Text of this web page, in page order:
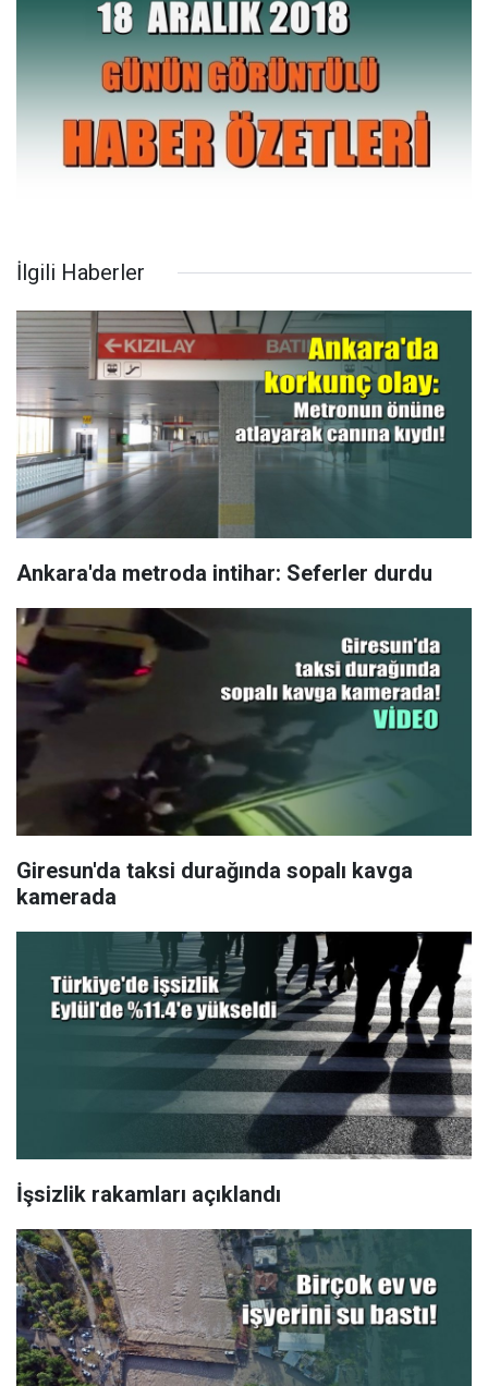
İlgili Haberler
Ankara'da metroda intihar: Seferler durdu
Giresun'da taksi durağında sopalı kavga
kamerada
İşsizlik rakamları açıklandı